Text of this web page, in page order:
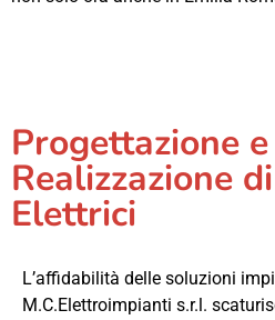
Progettazione e
Realizzazione
Elettrici
L’affidabilità delle soluzioni
M.C.Elettroimpianti s.r.l.